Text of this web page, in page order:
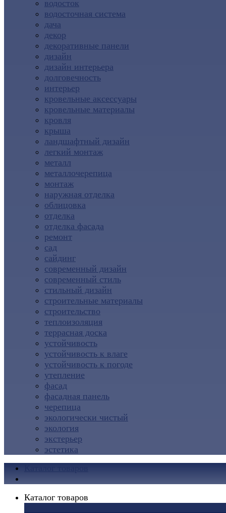
водосток
водосточная система
дача
декор
декоративные панели
дизайн
дизайн интерьера
долговечность
интерьер
кровельные аксессуары
кровельные материалы
кровля
крыша
ландшафтный дизайн
легкий монтаж
металл
металлочерепица
монтаж
наружная отделка
облицовка
отделка
отделка фасада
ремонт
сад
сайдинг
современный дизайн
современный стиль
стильный дизайн
строительные материалы
строительство
теплоизоляция
террасная доска
устойчивость
устойчивость к влаге
устойчивость к погоде
утепление
фасад
фасадная панель
черепица
экологически чистый
экология
экстерьер
эстетика
Каталог товаров